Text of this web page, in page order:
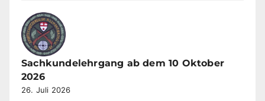
Sachkundelehrgang ab dem 10 Oktober
2026
26. Juli 2026